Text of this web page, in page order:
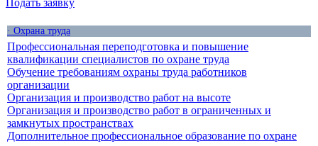
· Охрана труда
Профессиональная переподготовка и повышение
квалификации специалистов по охране труда
Обучение требованиям охраны труда работников
организации
Организация и производство работ на высоте
Организация и производство работ в ограниченных и
замкнутых пространствах
Дополнительное профессиональное образование по охране